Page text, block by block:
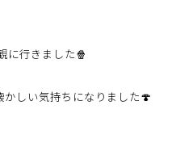
に行きました🍿
かしい気持ちになりました🍄